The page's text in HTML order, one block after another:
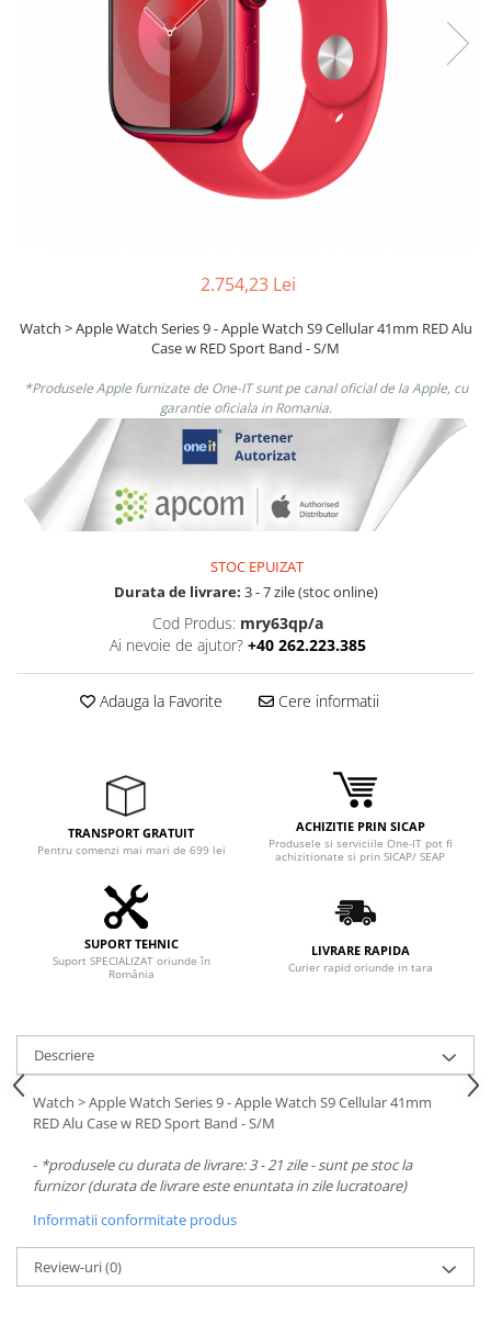
Smartphone IPhone
2.754,23 Lei
Watch > Apple Watch Series 9 - Apple Watch S9 Cellular 41mm RED Alu
Case w RED Sport Band - S/M
*Produsele Apple furnizate de One-IT sunt pe canal oficial de la Apple, cu
garantie oficiala in Romania.
STOC EPUIZAT
Durata de livrare: 3 - 7 zile (stoc online)
Cod Produs: mry63qp/a
Ai nevoie de ajutor? +40 262.223.385
Adauga la Favorite Cere informatii
TRANSPORT GRATUIT
Pentru comenzi mai mari de 699 lei
ACHIZITIE PRIN SICAP
Produsele si serviciile One-IT pot fi
achizitionate si prin SICAP/ SEAP
SUPORT TEHNIC
Suport SPECIALIZAT oriunde în
România
LIVRARE RAPIDA
Curier rapid oriunde in tara
Descriere
Watch > Apple Watch Series 9 - Apple Watch S9 Cellular 41mm
RED Alu Case w RED Sport Band - S/M
- *produsele cu durata de livrare: 3 - 21 zile - sunt pe stoc la
furnizor (durata de livrare este enuntata in zile lucratoare)
Informatii conformitate produs
Review-uri(0)